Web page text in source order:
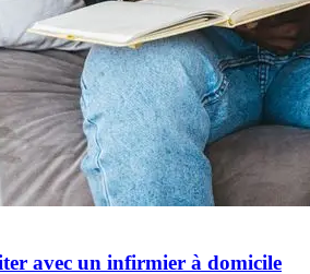
avec un infirmier à domicile